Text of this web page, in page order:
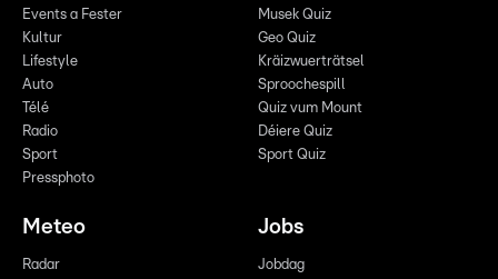
Events a Fester
Kultur
Lifestyle
Auto
Télé
Radio
Sport
Pressphoto
Musek Quiz
Geo Quiz
Kräizwuerträtsel
Sproochespill
Quiz vum Mount
Déiere Quiz
Sport Quiz
Meteo
Radar
Jobs
Jobdag